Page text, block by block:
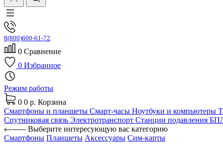
8(800)600-61-72
0 Сравнение
0 Избранное
Режим работы
0 0 р. Корзина
Смартфоны и планшеты Смарт-часы Ноутбуки и компьютеры
Спутниковая связь Электротранспорт Станции подавления
Выберите интересующую вас категорию
Смартфоны Планшеты Аксессуары Сим-карты